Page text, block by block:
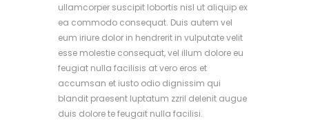
ullamcorper suscipit lobortis nisl ut aliquip ex
ea commodo consequat. Duis autem vel
eum iriure dolor in hendrerit in vulputate velit
esse molestie consequat, vel illum dolore eu
feugiat nulla facilisis at vero eros et
accumsan et iusto odio dignissim qui
blandit praesent luptatum zzril delenit augue
duis dolore te feugait nulla facilisi.